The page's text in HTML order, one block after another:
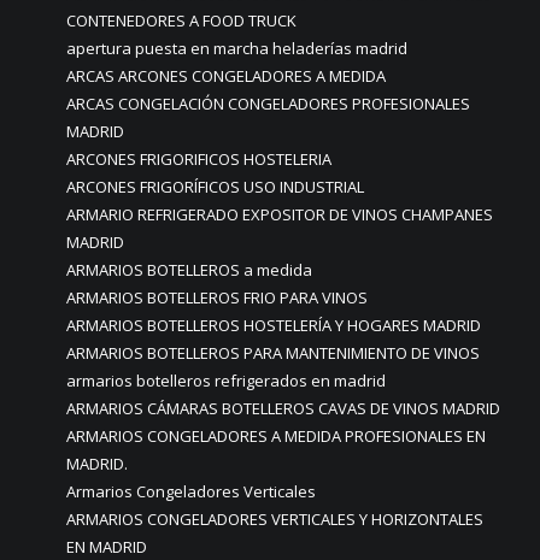
CONTENEDORES A FOOD TRUCK
apertura puesta en marcha heladerías madrid
ARCAS ARCONES CONGELADORES A MEDIDA
ARCAS CONGELACIÓN CONGELADORES PROFESIONALES
MADRID
ARCONES FRIGORIFICOS HOSTELERIA
ARCONES FRIGORÍFICOS USO INDUSTRIAL
ARMARIO REFRIGERADO EXPOSITOR DE VINOS CHAMPANES
MADRID
ARMARIOS BOTELLEROS a medida
ARMARIOS BOTELLEROS FRIO PARA VINOS
ARMARIOS BOTELLEROS HOSTELERÍA Y HOGARES MADRID
ARMARIOS BOTELLEROS PARA MANTENIMIENTO DE VINOS
armarios botelleros refrigerados en madrid
ARMARIOS CÁMARAS BOTELLEROS CAVAS DE VINOS MADRID
ARMARIOS CONGELADORES A MEDIDA PROFESIONALES EN
MADRID.
Armarios Congeladores Verticales
ARMARIOS CONGELADORES VERTICALES Y HORIZONTALES
EN MADRID